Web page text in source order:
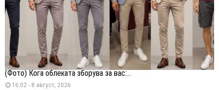
(Фото) Кога облеката зборува за вас:...
16:02 - 8 август, 2026